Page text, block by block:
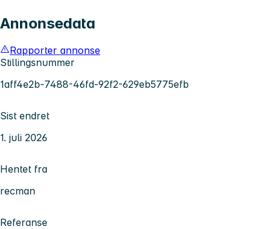
Annonsedata
Rapporter annonse
Stillingsnummer
1aff4e2b-7488-46fd-92f2-629eb5775efb
Sist endret
1. juli 2026
Hentet fra
recman
Referanse